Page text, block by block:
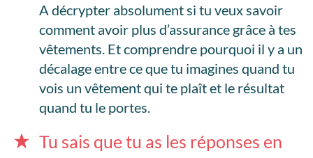
A décrypter absolument si tu veux savoir
comment avoir plus d’assurance grâce à tes
vêtements. Et comprendre pourquoi il y a un
décalage entre ce que tu imagines quand tu
vois un vêtement qui te plaît et le résultat
quand tu le portes.
Tu sais que tu as les réponses en